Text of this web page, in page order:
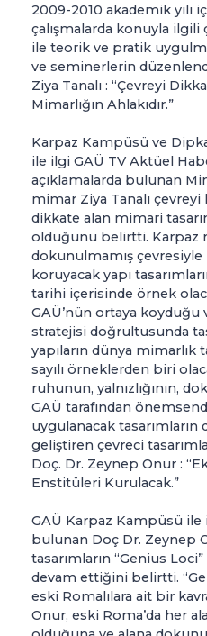
2009-2010 akademik yılı
çalışmalarda konuyla ilgili
ile teorik ve pratik
ve seminerlerin
Ziya Tanalı : “Çevreyi
Mimarlığın Ahlakıdır.”
Karpaz Kampüsü ve
ile ilgi GAÜ TV Aktüel
açıklamalarda bulunan
mimar Ziya Tanalı
dikkate alan mimari
olduğunu belirtti. Karpaz
dokunulmamış çevresiyle
koruyacak yapı
tarihi içerisinde örnek
GAÜ’nün ortaya koyduğu
stratejisi doğrultusunda
yapıların dünya
sayılı örneklerden biri
ruhunun, yalnızlığının,
GAÜ tarafından
uygulanacak tasarımların
geliştiren çevreci
Doç. Dr. Zeynep Onur :
Enstitüleri Kurulacak.”
GAÜ Karpaz Kampüsü ile
bulunan Doç Dr. Zeynep
tasarımların “Genius
devam ettiğini belirtti.
eski Romalılara ait bir
Onur, eski Roma’da her